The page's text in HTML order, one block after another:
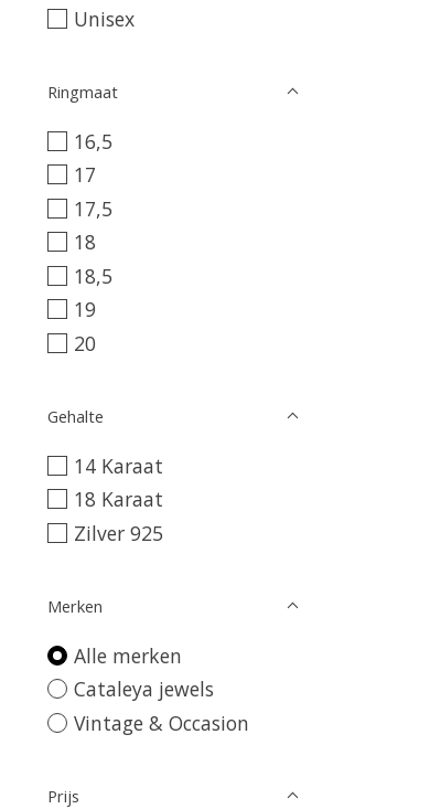
Unisex
Ringmaat
16,5
17
17,5
18
18,5
19
20
Gehalte
14 Karaat
18 Karaat
Zilver 925
Merken
Alle merken
Cataleya jewels
Vintage & Occasion
Prijs